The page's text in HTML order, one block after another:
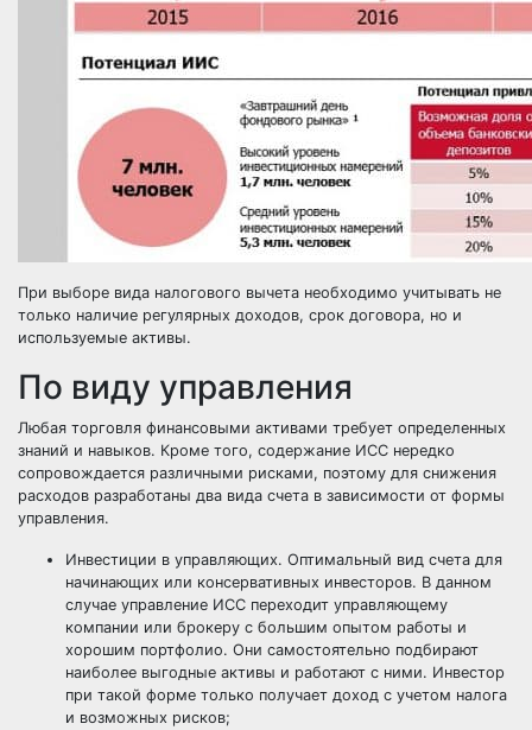
При выборе вида налогового вычета необходимо учитывать не
только наличие регулярных доходов, срок договора, но и
используемые активы.
По виду управления
Любая торговля финансовыми активами требует определенных
знаний и навыков. Кроме того, содержание ИСС нередко
сопровождается различными рисками, поэтому для снижения
расходов разработаны два вида счета в зависимости от формы
управления.
Инвестиции в управляющих. Оптимальный вид счета для
начинающих или консервативных инвесторов. В данном
случае управление ИСС переходит управляющему
компании или брокеру с большим опытом работы и
хорошим портфолио. Они самостоятельно подбирают
наиболее выгодные активы и работают с ними. Инвестор
при такой форме только получает доход с учетом налога
и возможных рисков;